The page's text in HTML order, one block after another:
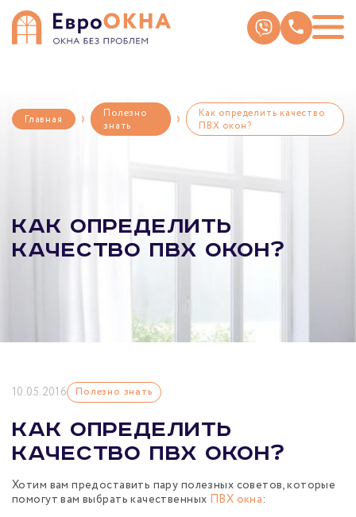
Skip
content
Главная
Полезно
знать
Как определить качество
ПВХ окон?
Как определить
качество ПВХ окон?
10.05.2016 Полезно знать
Как определить
качество ПВХ окон?
Хотим вам предоставить пару полезных советов, которые
помогут вам выбрать качественных ПВХ окна: